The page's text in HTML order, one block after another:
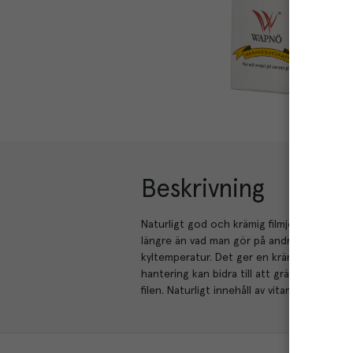
Beskrivning
Naturligt god och krämig filmjölk. Våra
längre än vad man gör på andra mejerier.
kyltemperatur. Det ger en krämig och god
hantering kan bidra till att grädden flyter
filen. Naturligt innehåll av vitaminer och